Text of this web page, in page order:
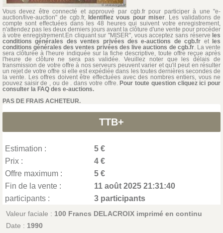
Vous devez être connecté et approuvé par cgb.fr pour participer à une "e-
auction/live-auction" de cgb.fr, Identifiez vous pour miser. Les validations de
compte sont effectuées dans les 48 heures qui suivent votre enregistrement,
n'attendez pas les deux derniers jours avant la clôture d'une vente pour procéder
à votre enregistrement.En cliquant sur "MISER", vous acceptez sans réserve les
conditions générales des ventes privées des e-auctions de cgb.fr et les
conditions générales des ventes privées des live auctions de cgb.fr. La vente
sera clôturée à l'heure indiquée sur la fiche descriptive, toute offre reçue après
l'heure de clôture ne sera pas validée. Veuillez noter que les délais de
transmission de votre offre à nos serveurs peuvent varier et qu'il peut en résulter
un rejet de votre offre si elle est expédiée dans les toutes dernières secondes de
la vente. Les offres doivent être effectuées avec des nombres entiers, vous ne
pouvez saisir de , ou de . dans votre offre. Pour toute question cliquez ici pour
consulter la FAQ des e-auctions.
PAS DE FRAIS ACHETEUR.
TTB+
Estimation :
5 €
Prix :
4 €
Offre maximum :
5 €
Fin de la vente :
11 août 2025 21:31:40
participants :
3 participants
Valeur faciale : 100 Francs DELACROIX imprimé en continu
Date : 1990